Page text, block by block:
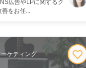
広告やLPに関するク
善をお任...
ーケティング